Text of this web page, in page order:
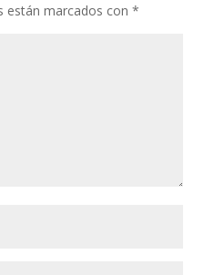
están marcados con *